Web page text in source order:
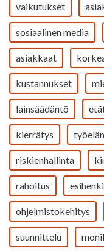
vaikutukset
sosiaalinen media
asiakkaat
kustannukset
lainsäädäntö
kierrätys
riskienhallinta
rahoitus
ohjelmistokehitys
suunnittelu